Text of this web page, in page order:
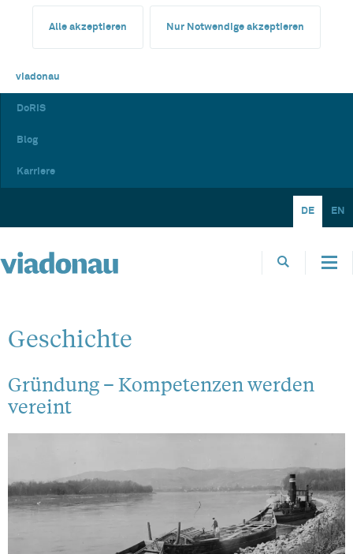
Alle akzeptieren Nur Notwendige akzeptieren
viadonau
DoRIS
Blog
Karriere
DE EN
Geschichte
Gründung – Kompetenzen werden
vereint